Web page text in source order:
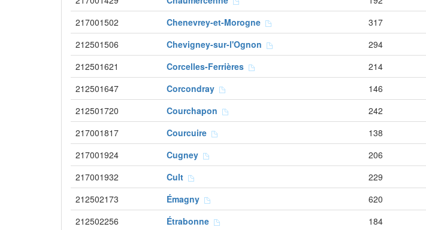
217001502 Chenevrey-et-Morogne 317
212501506 Chevigney-sur-l'Ognon 294
212501621 Corcelles-Ferrières 214
212501647 Corcondray 146
212501720 Courchapon 242
217001817 Courcuire 138
217001924 Cugney 206
217001932 Cult 229
212502173 Émagny 620
212502256 Étrabonne 184